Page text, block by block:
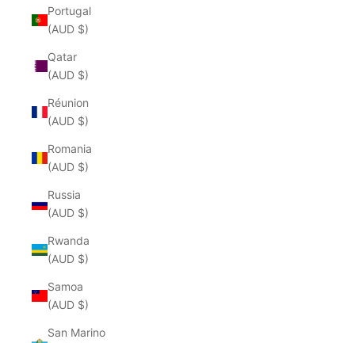
Portugal
(AUD $)
Qatar
(AUD $)
Réunion
(AUD $)
Romania
(AUD $)
Russia
(AUD $)
Rwanda
(AUD $)
Samoa
(AUD $)
San Marino